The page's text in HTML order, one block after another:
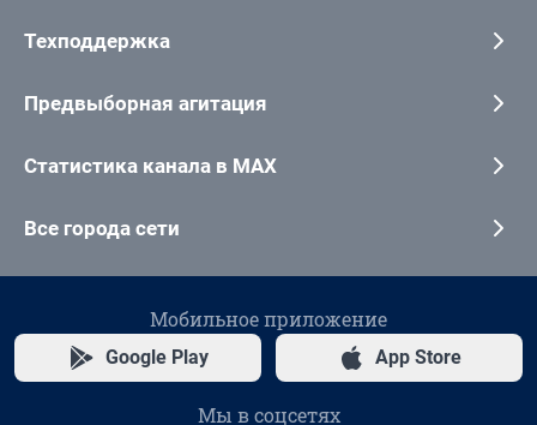
Техподдержка
Предвыборная агитация
Статистика канала в MAX
Все города сети
Мобильное приложение
Google Play App Store
Мы в соцсетях